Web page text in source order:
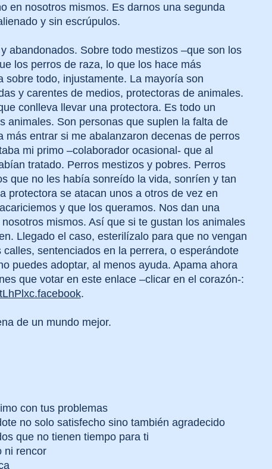
en nosotros mismos. Es darnos una segunda
y sin escrúpulos.
abandonados. Sobre todo mestizos –que son los
los perros de raza, lo que los hace más
sobre todo, injustamente. La mayoría son
y carentes de medios, protectoras de animales.
conlleva llevar una protectora. Es todo un
animales. Son personas que suplen la falta de
entrar si me abalanzaron decenas de perros
mi primo –colaborador ocasional- que al
tratado. Perros mestizos y pobres. Perros
que no les había sonreído la vida, sonríen y tan
protectora se atacan unos a otros de vez en
y que los queramos. Nos dan una
mismos. Así que si te gustan los animales
Llegado el caso, esterilízalo para que no vengan
sentenciados en la perrera, o esperándote
puedes adoptar, al menos ayuda. Apama ahora
que votar en este enlace –clicar en el corazón-:
.
de un mundo mejor.
con tus problemas
no solo satisfecho sino también agradecido
que no tienen tiempo para ti
ni rencor